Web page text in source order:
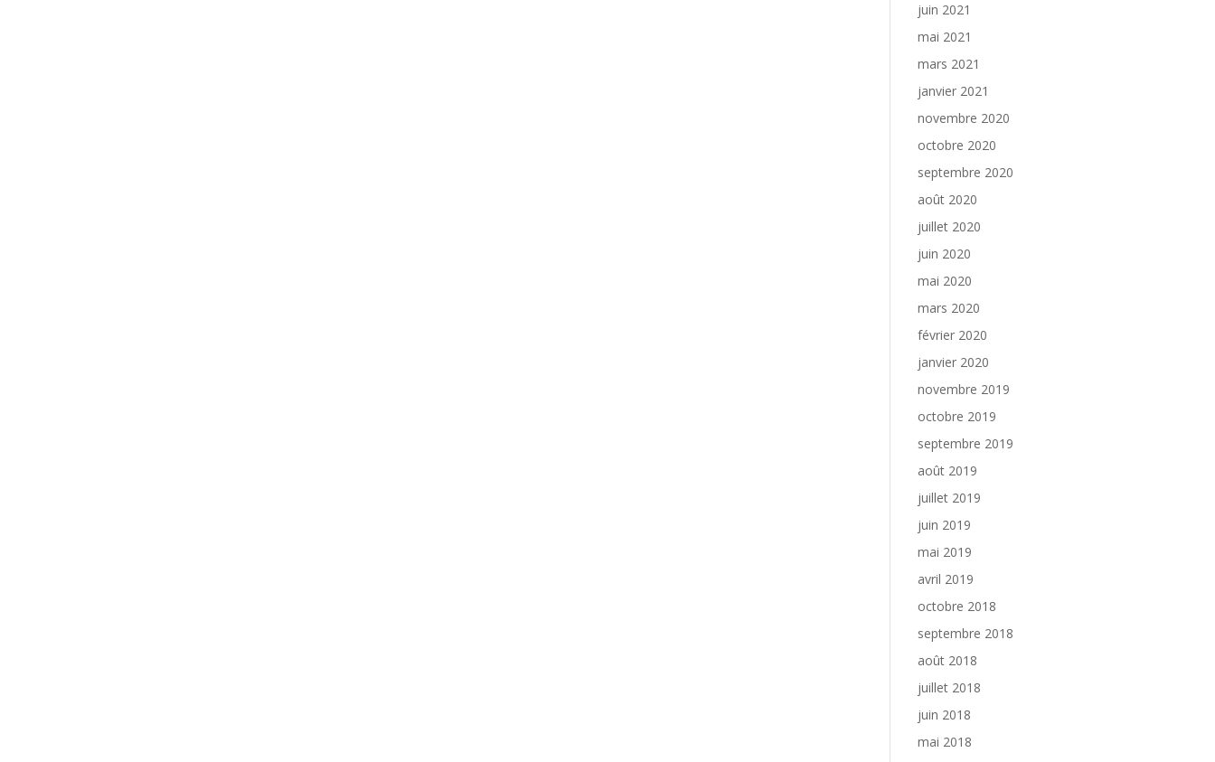
juin 2021
mai 2021
mars 2021
janvier 2021
novembre 2020
octobre 2020
septembre 2020
août 2020
juillet 2020
juin 2020
mai 2020
mars 2020
février 2020
janvier 2020
novembre 2019
octobre 2019
septembre 2019
août 2019
juillet 2019
juin 2019
mai 2019
avril 2019
octobre 2018
septembre 2018
août 2018
juillet 2018
juin 2018
mai 2018